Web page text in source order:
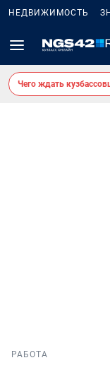
НЕДВИЖИМОСТЬ
Чего ждать
РАБОТА